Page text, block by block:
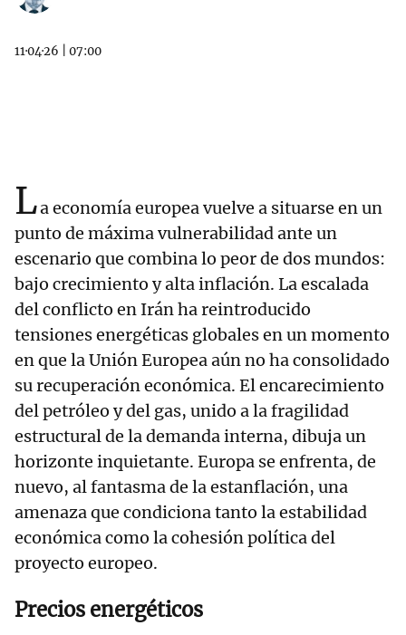
11·04·26 07:00
La economía europea vuelve a situarse en un
punto de máxima vulnerabilidad ante un
escenario que combina lo peor de dos mundos:
bajo crecimiento y alta inflación. La escalada
del conflicto en Irán ha reintroducido
tensiones energéticas globales en un momento
en que la Unión Europea aún no ha consolidado
su recuperación económica. El encarecimiento
del petróleo y del gas, unido a la fragilidad
estructural de la demanda interna, dibuja un
horizonte inquietante. Europa se enfrenta, de
nuevo, al fantasma de la estanflación, una
amenaza que condiciona tanto la estabilidad
económica como la cohesión política del
proyecto europeo.
Precios energéticos